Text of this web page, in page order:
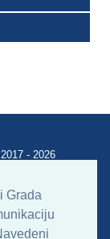
Grada
- 2026
Kontakt